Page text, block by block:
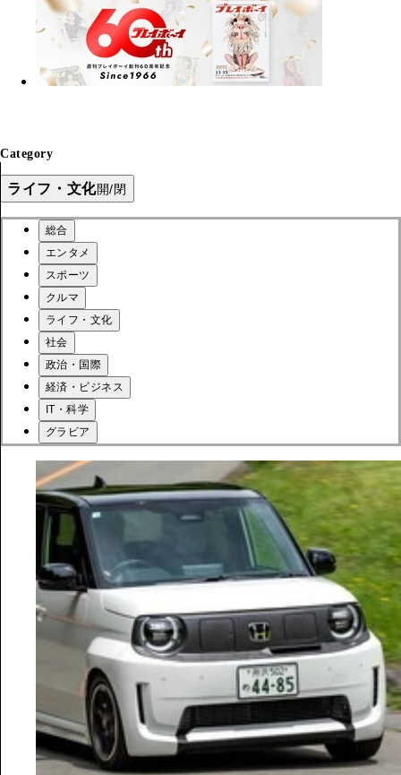
Category
ライフ・文化開/閉
総合
エンタメ
スポーツ
クルマ
ライフ・文化
社会
政治・国際
経済・ビジネス
IT・科学
グラビア